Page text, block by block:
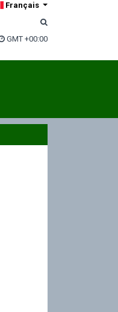
Français
GMT +00:00